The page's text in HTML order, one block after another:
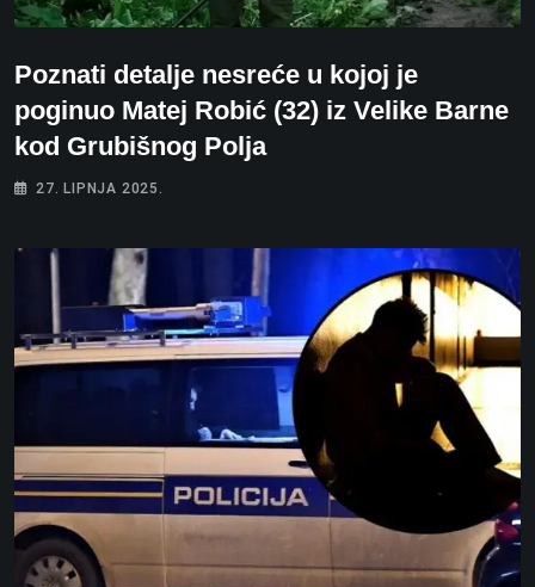
Poznati detalje nesreće u kojoj je
poginuo Matej Robić (32) iz Velike Barne
kod Grubišnog Polja
27. LIPNJA 2025.